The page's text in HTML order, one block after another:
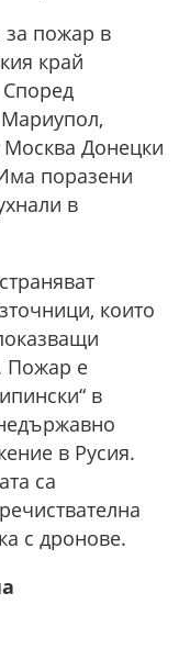
пожар в
край
Според
Донецки
поразени
в
които
Пожар е
в
в Русия.
са
с дронове.